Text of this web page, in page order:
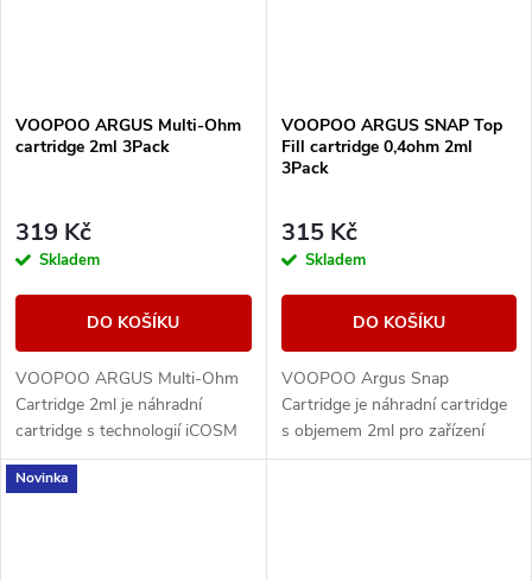
VOOPOO ARGUS Multi-Ohm
cartridge 2ml 3Pack
319 Kč
Skladem
DO KOŠÍKU
VOOPOO ARGUS Multi-Ohm
Cartridge 2ml je náhradní
cartridge s technologií iCOSM
CODE 2.0, která umožňuje
přepínání mezi odpory 0.4Ω,
VOOPOO ARGUS SNAP Top
Fill cartridge 0,4ohm 2ml
3Pack
315 Kč
Skladem
DO KOŠÍKU
VOOPOO Argus Snap
Cartridge je náhradní cartridge
s objemem 2ml pro zařízení
řady ARGUS Pod Family. Nabízí
Novinka